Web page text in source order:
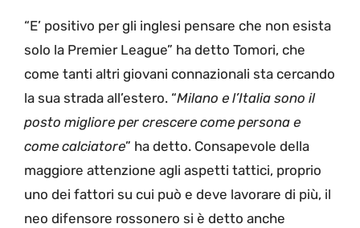
“E’ positivo per gli inglesi pensare che non esista
solo la Premier League” ha detto Tomori, che
come tanti altri giovani connazionali sta cercando
la sua strada all’estero. “Milano e l’Italia sono il
posto migliore per crescere come persona e
come calciatore” ha detto. Consapevole della
maggiore attenzione agli aspetti tattici, proprio
uno dei fattori su cui può e deve lavorare di più, il
neo difensore rossonero si è detto anche